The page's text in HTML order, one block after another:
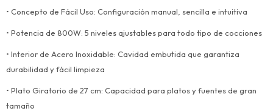
• Concepto de Fácil Uso: Configuración manual, sencilla e intuitiva
• Potencia de 800W: 5 niveles ajustables para todo tipo de cocciones
• Interior de Acero Inoxidable: Cavidad embutida que garantiza
durabilidad y fácil limpieza
• Plato Giratorio de 27 cm: Capacidad para platos y fuentes de gran
tamaño